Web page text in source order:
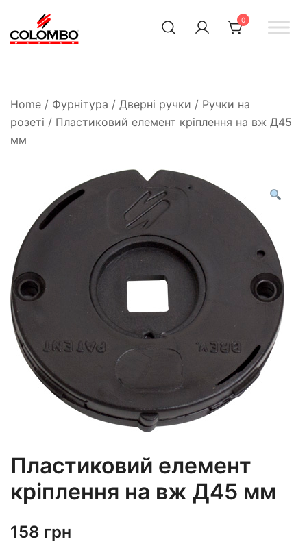
0
Home / Фурнітура / Дверні ручки / Ручки на
розеті / Пластиковий елемент кріплення на вж Д45
мм
Пластиковий елемент
кріплення на вж Д45 мм
158 грн